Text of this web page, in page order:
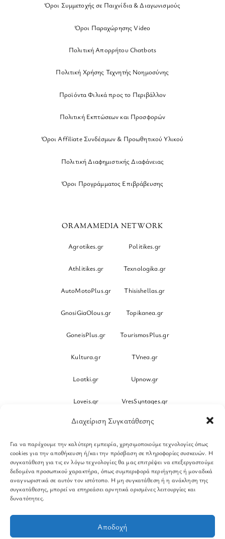
Διαχείριση Συγκατάθεσης
Για να παρέχουμε την καλύτερη εμπειρία, χρησιμοποιούμε τεχνολογίες όπως
cookies για την αποθήκευση ή/και την πρόσβαση σε πληροφορίες συσκευών. Η
συγκατάθεση για τις εν λόγω τεχνολογίες θα μας επιτρέψει να επεξεργαστούμε
δεδομένα προσωπικού χαρακτήρα, όπως συμπεριφορά περιήγησης ή μοναδικά
αναγνωριστικά σε αυτόν τον ιστότοπο. Η μη συγκατάθεση ή η ανάκληση της
συγκατάθεσης, μπορεί να επηρεάσει αρνητικά ορισμένες λειτουργίες και
δυνατότητες.
Αποδοχή
Όροι Συμμετοχής σε Παιχνίδια & Διαγωνισμούς
Όροι Παραχώρησης Video
Πολιτική Απορρήτου Chatbots
Πολιτική Χρήσης Τεχνητής Νοημοσύνης
Προϊόντα Φιλικά προς το Περιβάλλον
Πολιτική Εκπτώσεων και Προσφορών
Όροι Affiliate Συνδέσμων & Προωθητικού Υλικού
Πολιτική Διαφημιστικής Διαφάνειας
Όροι Προγράμματος Επιβράβευσης
ORAMAMEDIA NETWORK
Agrotikes.gr Politikes.gr
Athlitikes.gr Texnologika.gr
AutoMotoPlus.gr Thisishellas.gr
GnosiGiaOlous.gr Topikanea.gr
GoneisPlus.gr TourismosPlus.gr
Kultura.gr TVnea.gr
Loatki.gr Upnow.gr
Loveis.gr VresSyntages.gr
ModernaGynaika.gr Xristianika.gr
OikonomiaPlus.gr ZoumeKalytera.gr
Oikotropia.gr ZoumeSpiti.gr
Perepet.gr
© 2026Orama Group(Orama Group Μ.Ι.Κ.Ε.) | Α.Φ.Μ.
801086294 – Δ.Ο.Υ. ΚΕΦΟΔΕ Αττικής | Γ.Ε.ΜΗ